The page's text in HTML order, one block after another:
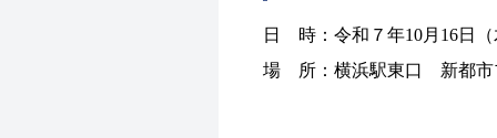
日 時：令和７年10月16日（
場 所：横浜駅東口 新都市